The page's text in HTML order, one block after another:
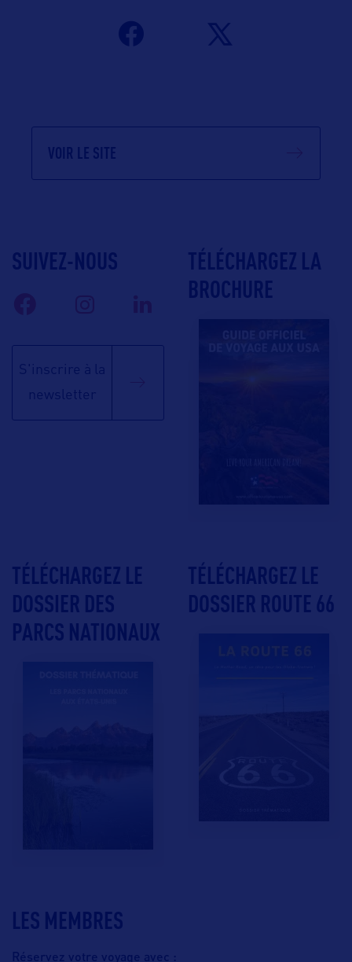
VOIR LE SITE
LES MEMBRES
Réservez votre voyage avec :
SUIVEZ-NOUS
S'inscrire à la
newsletter
TÉLÉCHARGEZ LA
BROCHURE
TÉLÉCHARGEZ LE
DOSSIER DES
PARCS NATIONAUX
TÉLÉCHARGEZ LE
DOSSIER ROUTE 66